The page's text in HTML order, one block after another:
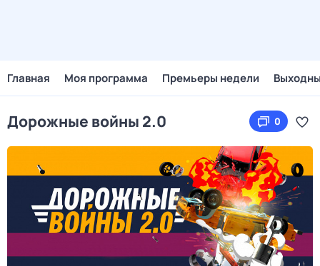
Главная Моя программа Премьеры недели
Дорожные войны 2.0 0